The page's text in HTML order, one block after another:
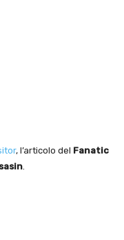
, l’articolo del Fanatic
.